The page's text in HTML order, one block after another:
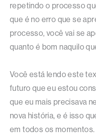
repetindo o processo
que é no erro que se
processo, você vai se
quanto é bom naquilo
Você está lendo este
futuro que eu estou
que eu mais precisava
nova história, e é isso
em todos os